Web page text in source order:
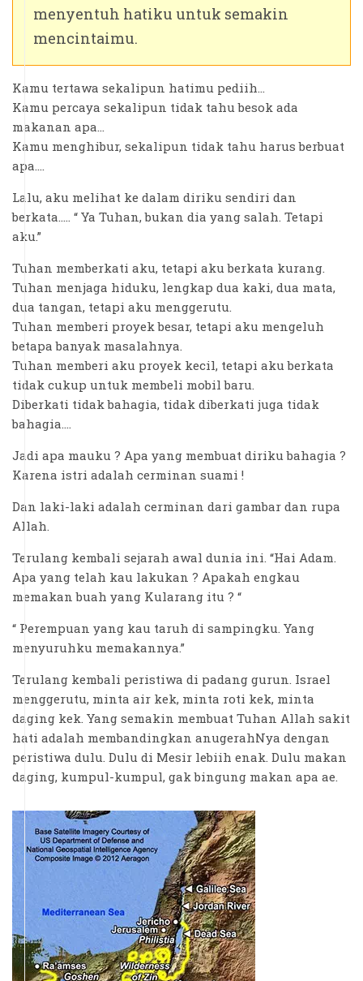
menyentuh hatiku untuk semakin
mencintaimu.
Kamu tertawa sekalipun hatimu pediih...
Kamu percaya sekalipun tidak tahu besok ada
makanan apa…
Kamu menghibur, sekalipun tidak tahu harus berbuat
apa….
Lalu, aku melihat ke dalam diriku sendiri dan
berkata….. “ Ya Tuhan, bukan dia yang salah. Tetapi
aku.”
Tuhan memberkati aku, tetapi aku berkata kurang.
Tuhan menjaga hiduku, lengkap dua kaki, dua mata,
dua tangan, tetapi aku menggerutu.
Tuhan memberi proyek besar, tetapi aku mengeluh
betapa banyak masalahnya.
Tuhan memberi aku proyek kecil, tetapi aku berkata
tidak cukup untuk membeli mobil baru.
Diberkati tidak bahagia, tidak diberkati juga tidak
bahagia….
Jadi apa mauku ? Apa yang membuat diriku bahagia ?
Karena istri adalah cerminan suami !
Dan laki-laki adalah cerminan dari gambar dan rupa
Allah.
Terulang kembali sejarah awal dunia ini. “Hai Adam.
Apa yang telah kau lakukan ? Apakah engkau
memakan buah yang Kularang itu ? “
“ Perempuan yang kau taruh di sampingku. Yang
menyuruhku memakannya.”
Terulang kembali peristiwa di padang gurun. Israel
menggerutu, minta air kek, minta roti kek, minta
daging kek. Yang semakin membuat Tuhan Allah sakit
hati adalah membandingkan anugerahNya dengan
peristiwa dulu. Dulu di Mesir lebiih enak. Dulu makan
daging, kumpul-kumpul, gak bingung makan apa ae.